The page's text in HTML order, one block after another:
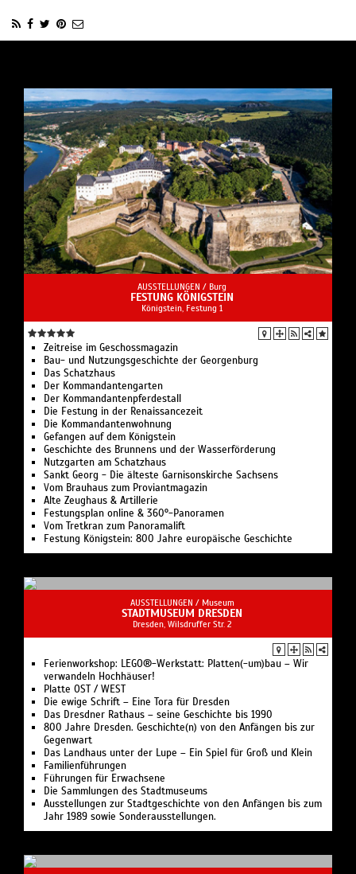
AUSSTELLUNGEN / Burg
FESTUNG KÖNIGSTEIN
Königstein, Festung 1
Zeitreise im Geschossmagazin
Bau- und Nutzungsgeschichte der Georgenburg
Das Schatzhaus
Der Kommandantengarten
Der Kommandantenpferdestall
Die Festung in der Renaissancezeit
Die Kommandantenwohnung
Gefangen auf dem Königstein
Geschichte des Brunnens und der Wasserförderung
Nutzgarten am Schatzhaus
Sankt Georg - Die älteste Garnisonskirche Sachsens
Vom Brauhaus zum Proviantmagazin
Alte Zeughaus & Artillerie
Festungsplan online & 360°-Panoramen
Vom Tretkran zum Panoramalift
Festung Königstein: 800 Jahre europäische Geschichte
AUSSTELLUNGEN / Museum
STADTMUSEUM DRESDEN
Dresden, Wilsdruffer Str. 2
Ferienworkshop: LEGO®-Werkstatt: Platten(-um)bau – Wir
verwandeln Hochhäuser!
Platte OST / WEST
Die ewige Schrift – Eine Tora für Dresden
Das Dresdner Rathaus – seine Geschichte bis 1990
800 Jahre Dresden. Geschichte(n) von den Anfängen bis zur
Gegenwart
Das Landhaus unter der Lupe – Ein Spiel für Groß und Klein
Familienführungen
Führungen für Erwachsene
Die Sammlungen des Stadtmuseums
Ausstellungen zur Stadtgeschichte von den Anfängen bis zum
Jahr 1989 sowie Sonderausstellungen.